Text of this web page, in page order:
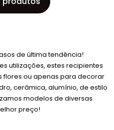
de última tendência!
utilizações, estes recipientes
flores ou apenas para decorar
cerâmica, alumínio, de estilo
modelos de diversas
preço!